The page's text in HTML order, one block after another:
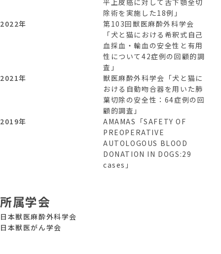
平上皮癌に対して舌下顎全切
除術を実施した18例」
2022年
第103回獣医麻酔外科学会
「犬と猫における希釈式自己
血採血・輸血の安全性と有用
性について42症例の回顧的調
査」
2021年
獣医麻酔外科学会「犬と猫に
おける自動吻合器を用いた肺
葉切除の安全性：64症例の回
顧的調査」
2019年
AMAMAS「SAFETY OF
PREOPERATIVE
AUTOLOGOUS BLOOD
DONATION IN DOGS:29
cases」
所属学会
日本獣医麻酔外科学会
日本獣医がん学会